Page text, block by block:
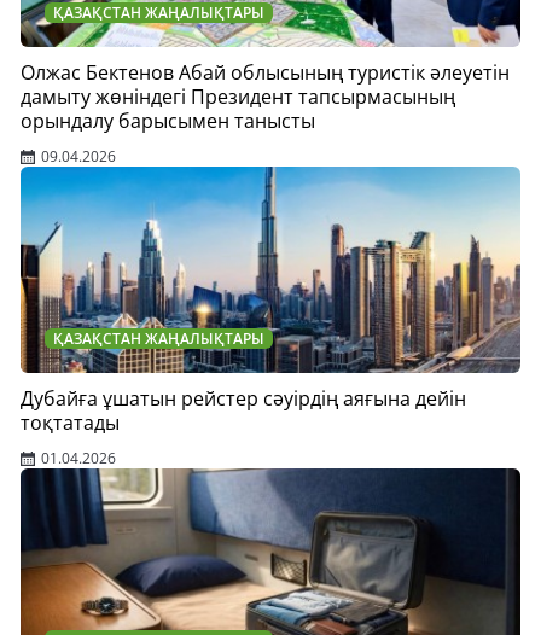
ҚАЗАҚСТАН ЖАҢАЛЫҚТАРЫ
Олжас Бектенов Абай облысының туристік әлеуетін
дамыту жөніндегі Президент тапсырмасының
орындалу барысымен танысты
09.04.2026
ҚАЗАҚСТАН ЖАҢАЛЫҚТАРЫ
Дубайға ұшатын рейстер сәуірдің аяғына дейін
тоқтатады
01.04.2026